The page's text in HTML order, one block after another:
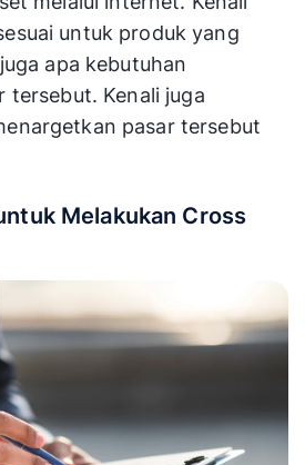
untuk produk yang
apa kebutuhan
tersebut. Kenali juga
pasar tersebut
Melakukan Cross